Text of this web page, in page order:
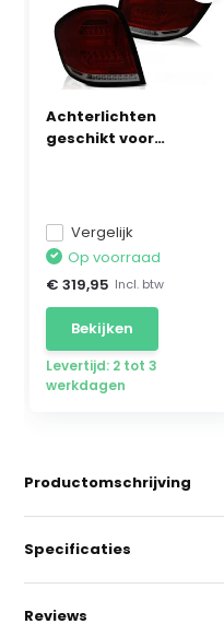
Achterlichten
geschikt voor
Vergelijk
Op voorraad
€ 319,95 Incl. btw
Bekijken
Levertijd: 2 tot 3
werkdagen
Productomschrijving
Specificaties
Reviews